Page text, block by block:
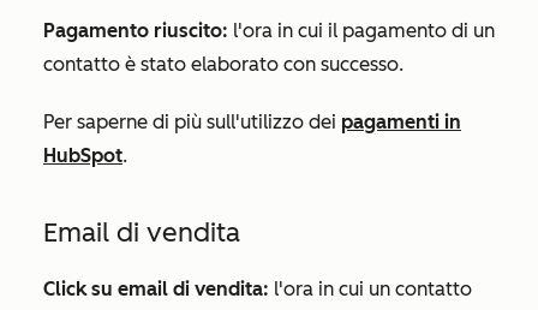
Pagamento riuscito: l'ora in cui il pagamento di un
contatto è stato elaborato con successo.
Per saperne di più sull'utilizzo dei pagamenti in
HubSpot.
Email di vendita
Click su email di vendita: l'ora in cui un contatto